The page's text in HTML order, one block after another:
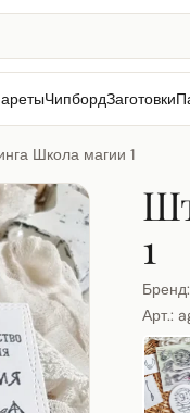
ЧипбордЗаготовки
Школа магии 1
1
Бренд:
Арт.: